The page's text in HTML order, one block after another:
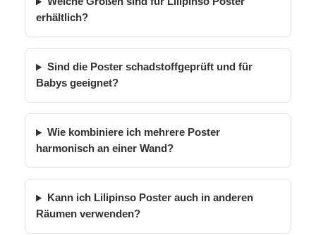
erhältlich?
Sind die Poster schadstoffgeprüft und für
Babys geeignet?
Wie kombiniere ich mehrere Poster
harmonisch an einer Wand?
Kann ich Lilipinso Poster auch in anderen
Räumen verwenden?